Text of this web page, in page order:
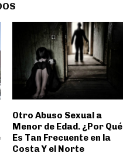
Otro Abuso Sexual a
Menor de Edad. ¿Por Qué
Es Tan Frecuente en la
Costa Y el Norte